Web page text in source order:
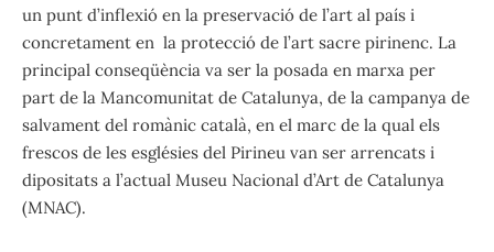
un punt d’inflexió en la preservació de l’art al país i
concretament en la protecció de l’art sacre pirinenc. La
principal conseqüència va ser la posada en marxa per
part de la Mancomunitat de Catalunya, de la campanya de
salvament del romànic català, en el marc de la qual els
frescos de les esglésies del Pirineu van ser arrencats i
dipositats a l’actual Museu Nacional d’Art de Catalunya
(MNAC).